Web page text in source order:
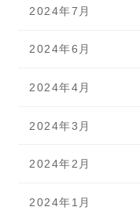
2024年7月
2024年6月
2024年4月
2024年3月
2024年2月
2024年1月